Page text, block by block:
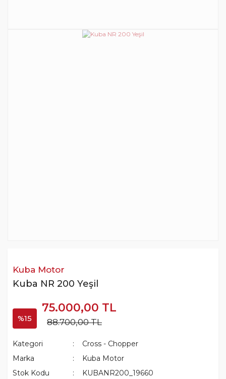
Kuba Motor
Kuba NR 200 Yeşil
%15
75.000,00 TL
88.700,00 TL
Kategori
Cross - Chopper
Marka
Kuba Motor
Stok Kodu
KUBANR200_19660